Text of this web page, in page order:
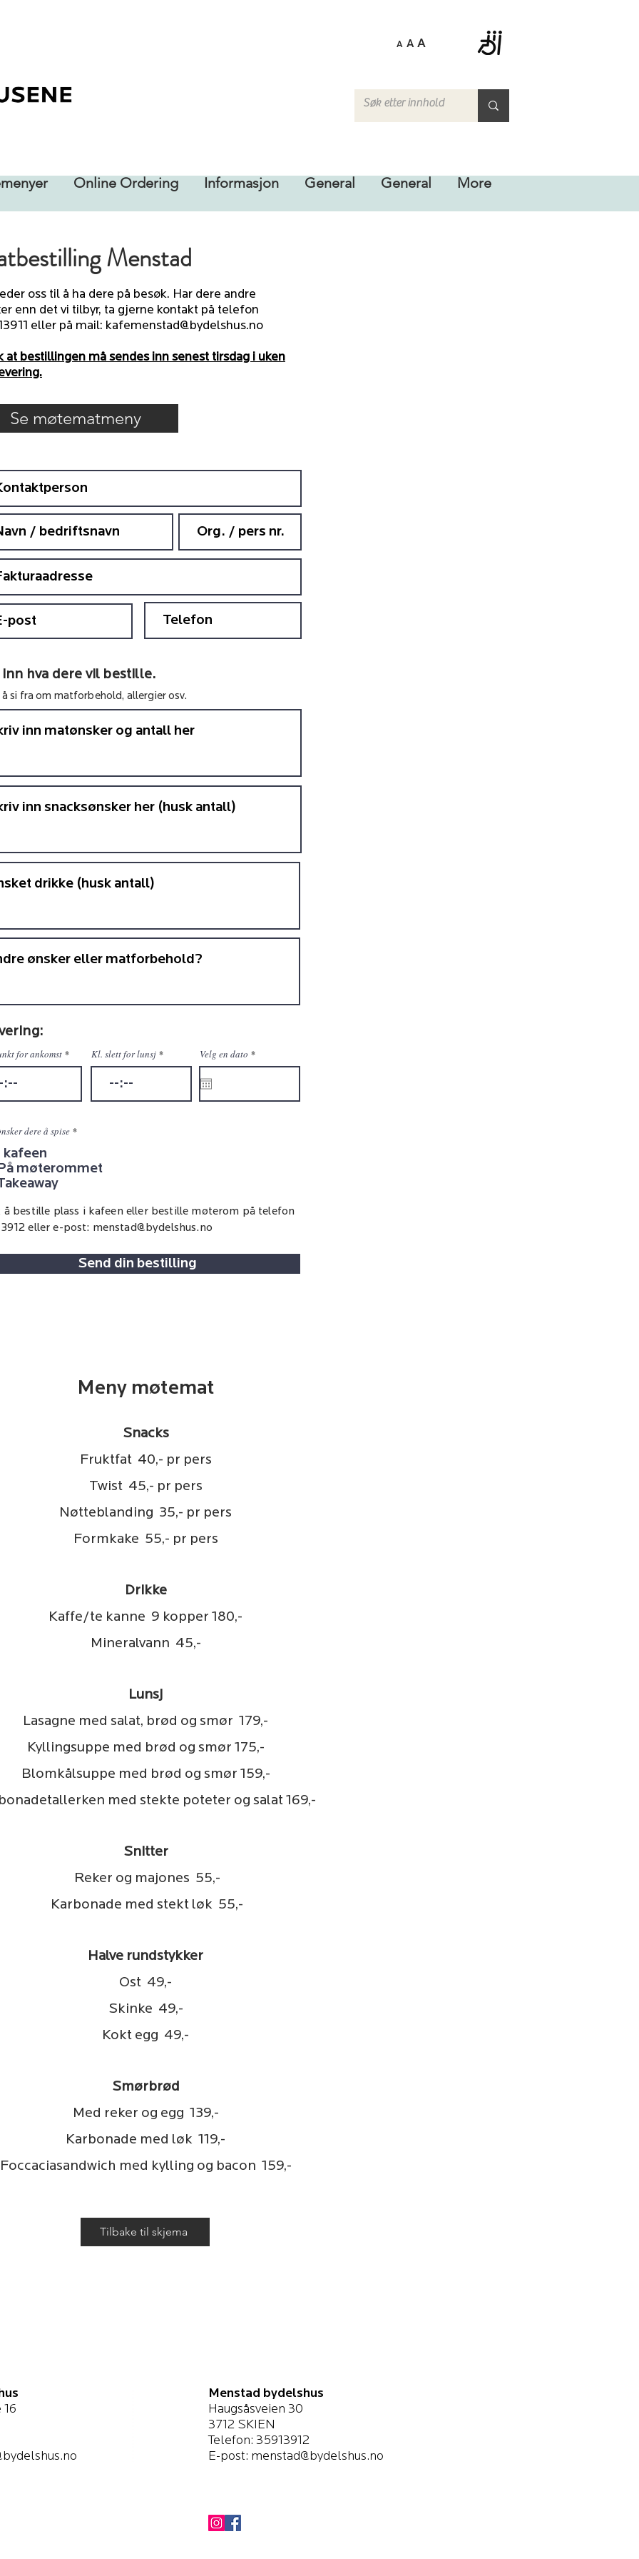
A A A
Online Ordering Informasjon General General More
Menstad
oss til å ha dere på besøk. Har dere andre
enn det vi tilbyr, ta gjerne kontakt på telefon
eller på mail: kafemenstad@bydelshus.no
at bestillingen må sendes inn senest tirsdag i uken
hva dere vil bestille.
å si fra om matforbehold, allergier osv.
for ankomst Kl. slett for lunsj Velg en dato *r
q
r
dere å spise *
kafeen
møterommet
å bestille plass i kafeen eller bestille møterom på telefon
eller e-post: menstad@bydelshus.no
Send din bestilling
Se møtematmeny
Meny møtemat
Snacks
Fruktfat 40,- pr pers
Twist 45,- pr pers
Nøtteblanding 35,- pr pers
Formkake 55,- pr pers
Drikke
Kaffe/te kanne 9 kopper 180,-
Mineralvann 45,-
Lunsj
Lasagne med salat, brød og smør 179,-
Kyllingsuppe med brød og smør 175,-
Blomkålsuppe med brød og smør 159,-
med stekte poteter og salat 169,-
Snitter
Reker og majones 55,-
Karbonade med stekt løk 55,-
Halve rundstykker
Ost 49,-
Skinke 49,-
Kokt egg 49,-
Smørbrød
Med reker og egg 139,-
Karbonade med løk 119,-
Foccaciasandwich med kylling og bacon 159,-
Tilbake til skjema
Menstad bydelshus
Haugsåsveien 30
3712 SKIEN
Telefon: 35913912
E-post: menstad@bydelshus.no